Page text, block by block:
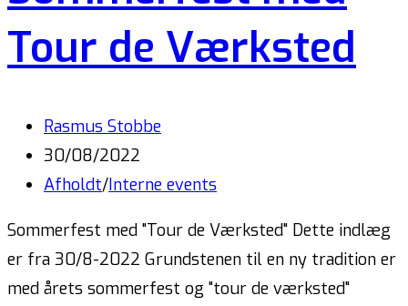
Tour de Værksted
Rasmus Stobbe
30/08/2022
Afholdt/Interne events
Sommerfest med "Tour de Værksted" Dette indlæg
er fra 30/8-2022 Grundstenen til en ny tradition er
med årets sommerfest og "tour de værksted"